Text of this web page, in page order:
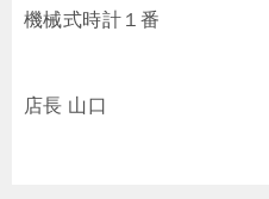
機械式時計１番
店長 山口